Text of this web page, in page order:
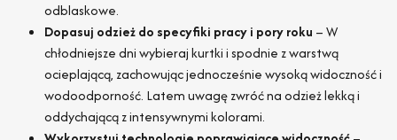
odblaskowe.
Dopasuj odzież do specyfiki pracy i pory roku – W
chłodniejsze dni wybieraj kurtki i spodnie z warstwą
ocieplającą, zachowując jednocześnie wysoką widoczność i
wodoodporność. Latem uwagę zwróć na odzież lekką i
oddychającą z intensywnymi kolorami.